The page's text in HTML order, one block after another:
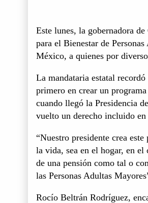
Este lunes, la gobernadora
para el Bienestar de
México, a quienes por
La mandataria estatal
primero en crear un
cuando llegó la Presidencia
vuelto un derecho incluido
“Nuestro presidente crea
la vida, sea en el hogar, en
de una pensión como tal o
las Personas Adultas
Rocío Beltrán Rodríguez,